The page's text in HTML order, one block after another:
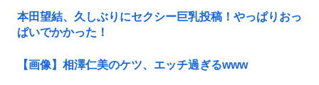
本田望結、久しぶりにセクシー巨乳投稿！やっぱりおっ
ぱいでかかった！
【画像】相澤仁美のケツ、エッチ過ぎるwww